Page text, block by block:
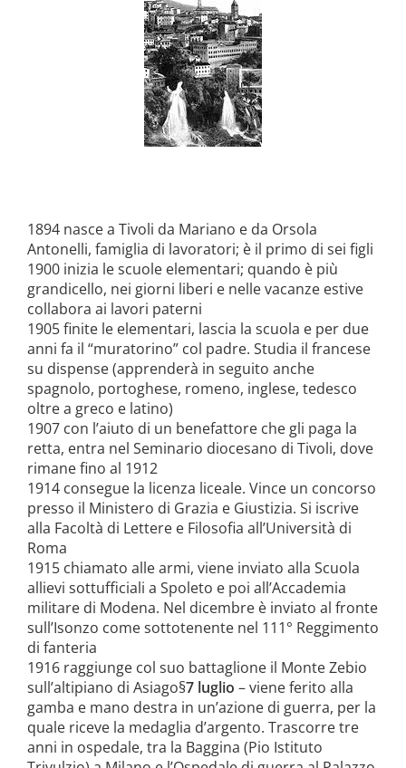
1894 nasce a Tivoli da Mariano e da Orsola
Antonelli, famiglia di lavoratori; è il primo di sei figli
1900 inizia le scuole elementari; quando è più
grandicello, nei giorni liberi e nelle vacanze estive
collabora ai lavori paterni
1905 finite le elementari, lascia la scuola e per due
anni fa il “muratorino” col padre. Studia il francese
su dispense (apprenderà in seguito anche
spagnolo, portoghese, romeno, inglese, tedesco
oltre a greco e latino)
1907 con l’aiuto di un benefattore che gli paga la
retta, entra nel Seminario diocesano di Tivoli, dove
rimane fino al 1912
1914 consegue la licenza liceale. Vince un concorso
presso il Ministero di Grazia e Giustizia. Si iscrive
alla Facoltà di Lettere e Filosofia all’Università di
Roma
1915 chiamato alle armi, viene inviato alla Scuola
allievi sottufficiali a Spoleto e poi all’Accademia
militare di Modena. Nel dicembre è inviato al fronte
sull’Isonzo come sottotenente nel 111° Reggimento
di fanteria
1916 raggiunge col suo battaglione il Monte Zebio
sull’altipiano di Asiago§7 luglio – viene ferito alla
gamba e mano destra in un’azione di guerra, per la
quale riceve la medaglia d’argento. Trascorre tre
anni in ospedale, tra la Baggina (Pio Istituto